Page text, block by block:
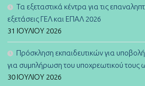
Τα εξεταστικά κέντρα για τις
εξετάσεις ΓΕΛ και ΕΠΑΛ 2026
31 ΙΟΥΛΊΟΥ 2026
Πρόσκληση εκπαιδευτικών για
για συμπλήρωση του υποχρεωτικού τους
30 ΙΟΥΛΊΟΥ 2026